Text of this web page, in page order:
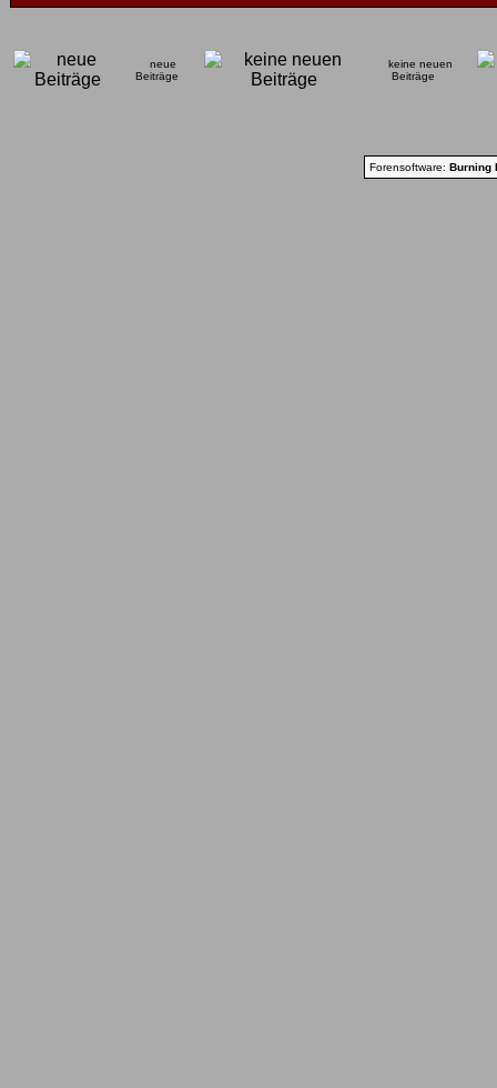
neue
Beiträge
keine neuen
Beiträge
Forensoftware: Burning